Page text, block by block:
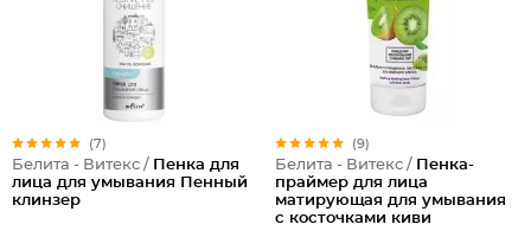
(7)
Белита - Витекс / Пенка для
лица для умывания Пенный
клинзер
(9)
Белита - Витекс / Пенка-
праймер для лица
матирующая для умывания
с косточками киви